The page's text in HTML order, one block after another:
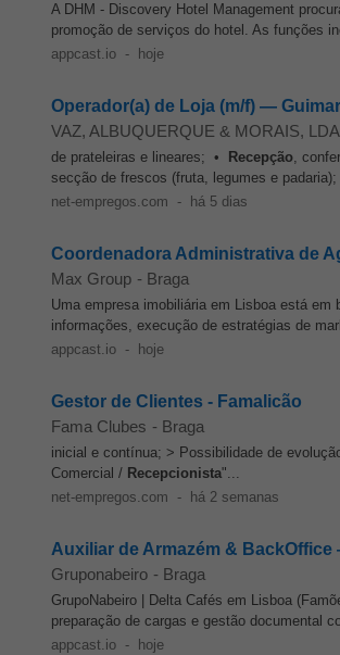
A DHM - Discovery Hotel Management
promoção de serviços do hotel. As funções
appcast.io - hoje
Operador(a) de Loja (m/f) —
VAZ, ALBUQUERQUE & MORAIS, LDA
de prateleiras e lineares; • Recepção,
secção de frescos (fruta, legumes e
net-empregos.com - há 5 dias
Coordenadora Administrativa de
Max Group - Braga
Uma empresa imobiliária em Lisboa está
informações, execução de estratégias de
appcast.io - hoje
Gestor de Clientes - Famalicão
Fama Clubes - Braga
inicial e contínua; > Possibilidade de
Comercial / Recepcionista"...
net-empregos.com - há 2 semanas
Auxiliar de Armazém & BackOffice
Gruponabeiro - Braga
GrupoNabeiro | Delta Cafés em Lisboa
preparação de cargas e gestão documental
appcast.io - hoje